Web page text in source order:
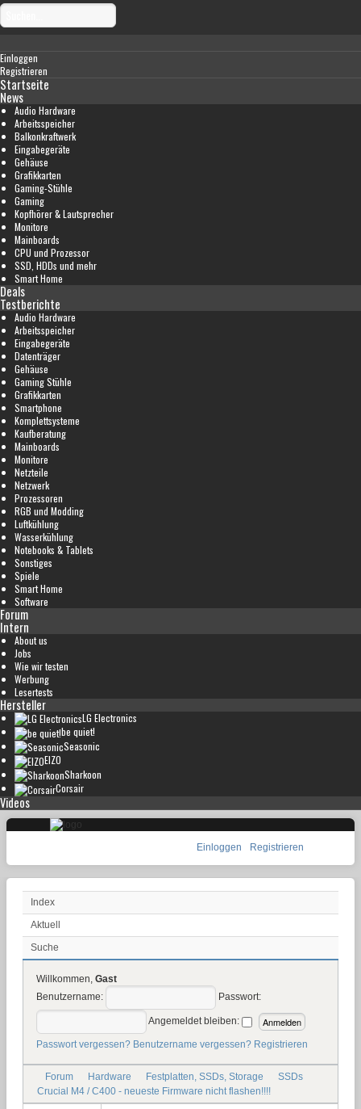
Einloggen
Registrieren
Startseite
News
Audio Hardware
Arbeitsspeicher
Balkonkraftwerk
Eingabegeräte
Gehäuse
Grafikkarten
Gaming-Stühle
Gaming
Kopfhörer & Lautsprecher
Monitore
Mainboards
CPU und Prozessor
SSD, HDDs und mehr
Smart Home
Deals
Testberichte
Audio Hardware
Arbeitsspeicher
Eingabegeräte
Datenträger
Gehäuse
Gaming Stühle
Grafikkarten
Smartphone
Komplettsysteme
Kaufberatung
Mainboards
Monitore
Netzteile
Netzwerk
Prozessoren
RGB und Modding
Luftkühlung
Wasserkühlung
Notebooks & Tablets
Sonstiges
Spiele
Smart Home
Software
Forum
Intern
About us
Jobs
Wie wir testen
Werbung
Lesertests
Hersteller
LG Electronics
be quiet!
Seasonic
EIZO
Sharkoon
Corsair
Videos
Einloggen Registrieren
Index
Aktuell
Suche
Willkommen, Gast
Benutzername:
Passwort:
Angemeldet bleiben:
Passwort vergessen? Benutzername vergessen? Registrieren
Forum Hardware Festplatten, SSDs, Storage
SSDs
Crucial M4 / C400 - neueste Firmware nicht flashen!!!!